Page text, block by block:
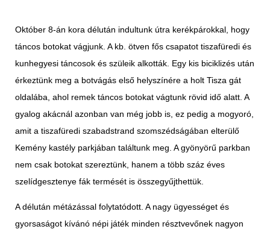
Október 8-án kora délután indultunk útra kerékpárokkal, hogy
táncos botokat vágjunk. A kb. ötven fős csapatot tiszafüredi és
kunhegyesi táncosok és szüleik alkották. Egy kis biciklizés után
érkeztünk meg a botvágás első helyszínére a holt Tisza gát
oldalába, ahol remek táncos botokat vágtunk rövid idő alatt. A
gyalog akácnál azonban van még jobb is, ez pedig a mogyoró,
amit a tiszafüredi szabadstrand szomszédságában elterülő
Kemény kastély parkjában találtunk meg. A gyönyörű parkban
nem csak botokat szereztünk, hanem a több száz éves
szelídgesztenye fák termését is összegyűjthettük.
A délután métázással folytatódott. A nagy ügyességet és
gyorsaságot kívánó népi játék minden résztvevőnek nagyon